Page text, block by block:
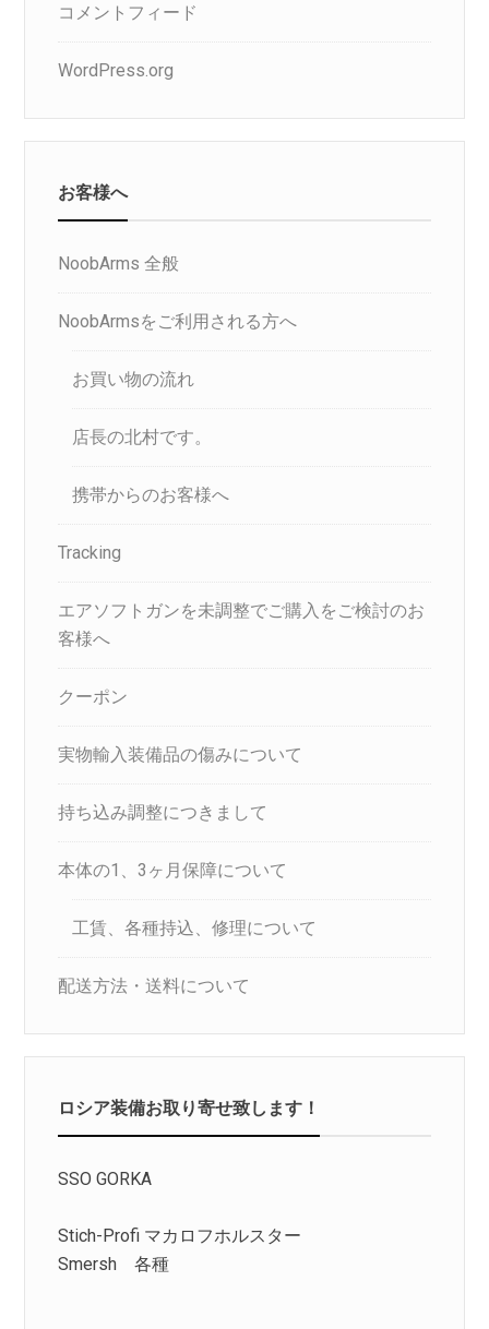
コメントフィード
WordPress.org
お客様へ
NoobArms 全般
NoobArmsをご利用される方へ
お買い物の流れ
店長の北村です。
携帯からのお客様へ
Tracking
エアソフトガンを未調整でご購入をご検討のお
客様へ
クーポン
実物輸入装備品の傷みについて
持ち込み調整につきまして
本体の1、3ヶ月保障について
工賃、各種持込、修理について
配送方法・送料について
ロシア装備お取り寄せ致します！
SSO GORKA
Stich-Profi マカロフホルスター
Smersh 各種